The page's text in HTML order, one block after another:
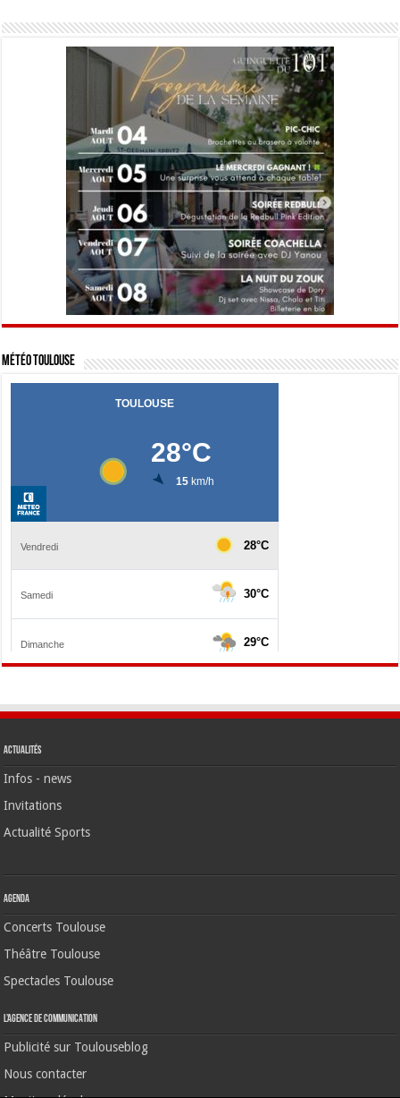
Météo Toulouse
Actualités
Infos - news
Invitations
Actualité Sports
Agenda
Concerts Toulouse
Théâtre Toulouse
Spectacles Toulouse
L’agence de communication
Publicité sur Toulouseblog
Nous contacter